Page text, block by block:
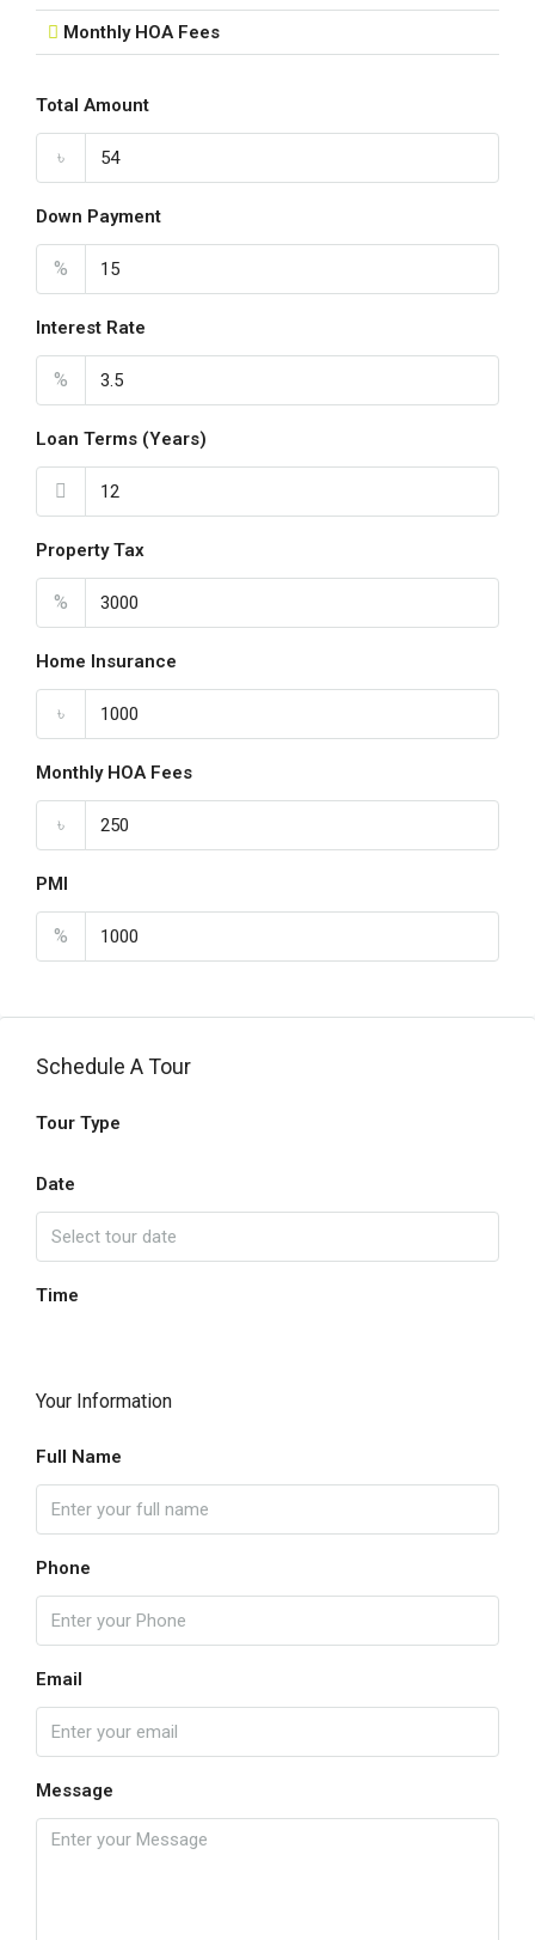
Monthly HOA Fees
Total Amount
৳
Down Payment
%
Interest Rate
%
Loan Terms (Years)
Property Tax
%
Home Insurance
৳
Monthly HOA Fees
৳
PMI
%
Schedule A Tour
Tour Type
Date
Time
Your Information
Full Name
Phone
Email
Message